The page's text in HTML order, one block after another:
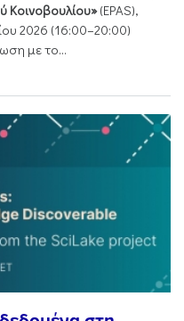
Κοινοβουλίου»(EPAS),
2026 (16:00–20:00)
με το...